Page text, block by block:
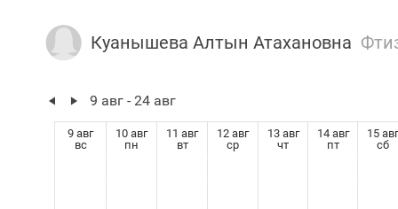
Куанышева Алтын Атахановна
9 авг - 24 авг
9 авг
вс
10 авг
пн
11 авг
вт
12 авг
ср
13 авг
чт
14 авг
пт
15 авг
сб